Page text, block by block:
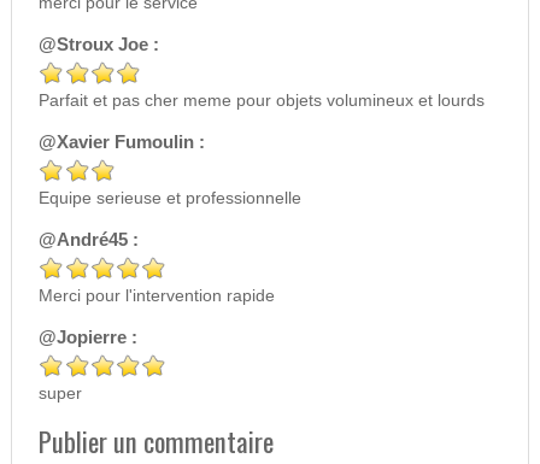
@Stroux Joe :
Parfait et pas cher meme pour objets volumineux et lourds
@Xavier Fumoulin :
Equipe serieuse et professionnelle
@André45 :
Merci pour l'intervention rapide
@Jopierre :
super
Publier un commentaire